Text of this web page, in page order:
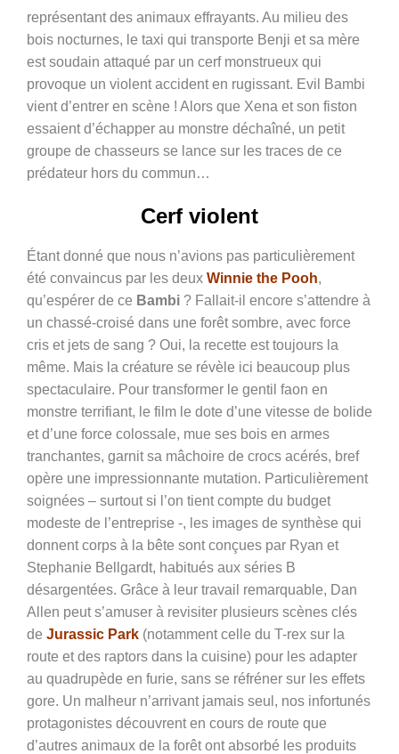
représentant des animaux effrayants. Au milieu des
bois nocturnes, le taxi qui transporte Benji et sa mère
est soudain attaqué par un cerf monstrueux qui
provoque un violent accident en rugissant. Evil Bambi
vient d’entrer en scène ! Alors que Xena et son fiston
essaient d’échapper au monstre déchaîné, un petit
groupe de chasseurs se lance sur les traces de ce
prédateur hors du commun…
Cerf violent
Étant donné que nous n’avions pas particulièrement
été convaincus par les deux Winnie the Pooh,
qu’espérer de ce Bambi ? Fallait-il encore s’attendre à
un chassé-croisé dans une forêt sombre, avec force
cris et jets de sang ? Oui, la recette est toujours la
même. Mais la créature se révèle ici beaucoup plus
spectaculaire. Pour transformer le gentil faon en
monstre terrifiant, le film le dote d’une vitesse de bolide
et d’une force colossale, mue ses bois en armes
tranchantes, garnit sa mâchoire de crocs acérés, bref
opère une impressionnante mutation. Particulièrement
soignées – surtout si l’on tient compte du budget
modeste de l’entreprise -, les images de synthèse qui
donnent corps à la bête sont conçues par Ryan et
Stephanie Bellgardt, habitués aux séries B
désargentées. Grâce à leur travail remarquable, Dan
Allen peut s’amuser à revisiter plusieurs scènes clés
de Jurassic Park (notamment celle du T-rex sur la
route et des raptors dans la cuisine) pour les adapter
au quadrupède en furie, sans se réfréner sur les effets
gore. Un malheur n’arrivant jamais seul, nos infortunés
protagonistes découvrent en cours de route que
d’autres animaux de la forêt ont absorbé les produits